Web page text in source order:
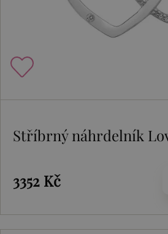
Stříbrný náhrdelník
3352 Kč